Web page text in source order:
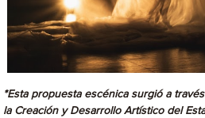
*Esta propuesta escénica surgió a
la Creación y Desarrollo Artístico del